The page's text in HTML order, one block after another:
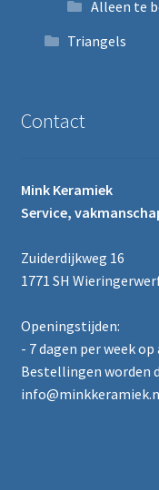
Alleen te
Triangels
Contact
Mink Keramiek
Service,
Zuiderdijkweg 16
1771 SH
Openingstijden:
- 7 dagen per week
Bestellingen worden